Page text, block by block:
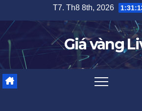
content
T7. Th8 8th, 2026
Giá vàng